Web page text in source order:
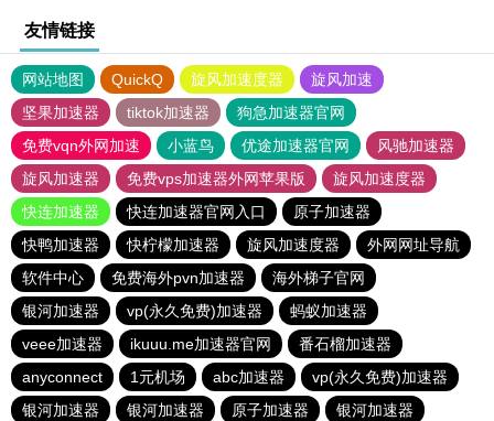
友情链接
网站地图 QuickQ 旋风加速度器
旋风加速
坚果加速器
tiktok加速器
狗急加速器官网
免费vqn外网加速
小蓝鸟 优途加速器官网
风驰加速器
旋风加速器
免费vps加速器外网苹果版
旋风加速度器
快连加速器
快连加速器官网入口
原子加速器
快鸭加速器
快柠檬加速器 旋风加速度器
外网网址导航
软件中心
免费海外pvn加速器
海外梯子官网
银河加速器
vp(永久免费)加速器
蚂蚁加速器
veee加速器
ikuuu.me加速器官网
番石榴加速器
anyconnect
1元机场 abc加速器
vp(永久免费)加速器
银河加速器
银河加速器 原子加速器 银河加速器